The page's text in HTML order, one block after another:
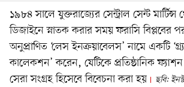
১৯৮৪ সালে যুক্তরাজ্যের সেন্ট্রাল সেন্ট
ডিজাইনে স্নাতক করার সময় ফরাসি বিপ্লবের
অনুপ্রাণিত ‘লেস ইনক্রয়াবেলস’ নামে একটি
কালেকশন’ করেন, যেটিকে প্রতিষ্ঠানিক
সেরা সংগ্রহ হিসেবে বিবেচনা করা হয়
ছবি: